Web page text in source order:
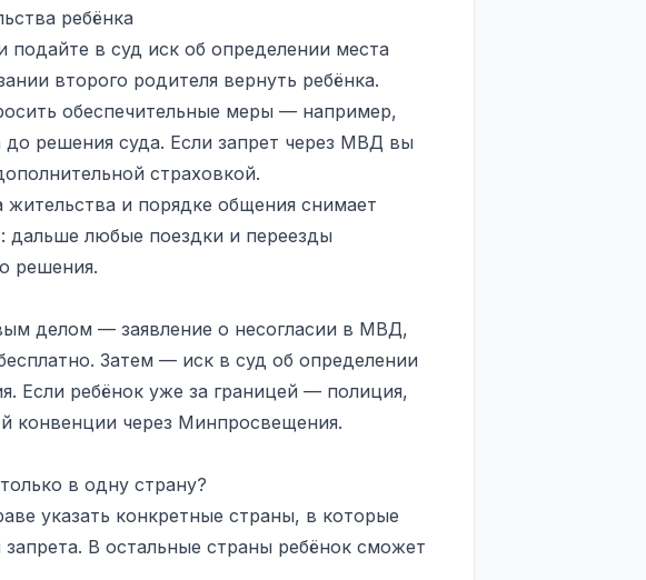
ребёнка
в суд иск об определении места
второго родителя вернуть ребёнка.
обеспечительные меры — например,
решения суда. Если запрет через МВД вы
страховкой.
и порядке общения снимает
дальше любые поездки и переезды
решения.
делом — заявление о несогласии в МВД,
Затем — иск в суд об определении
Если ребёнок уже за границей — полиция,
конвенции через Минпросвещения.
в одну страну?
указать конкретные страны, в которые
В остальные страны ребёнок сможет